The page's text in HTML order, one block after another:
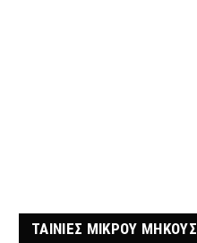
ΤΑΙΝΙΕΣ ΜΙΚΡΟΥ ΜΗΚΟΥΣ